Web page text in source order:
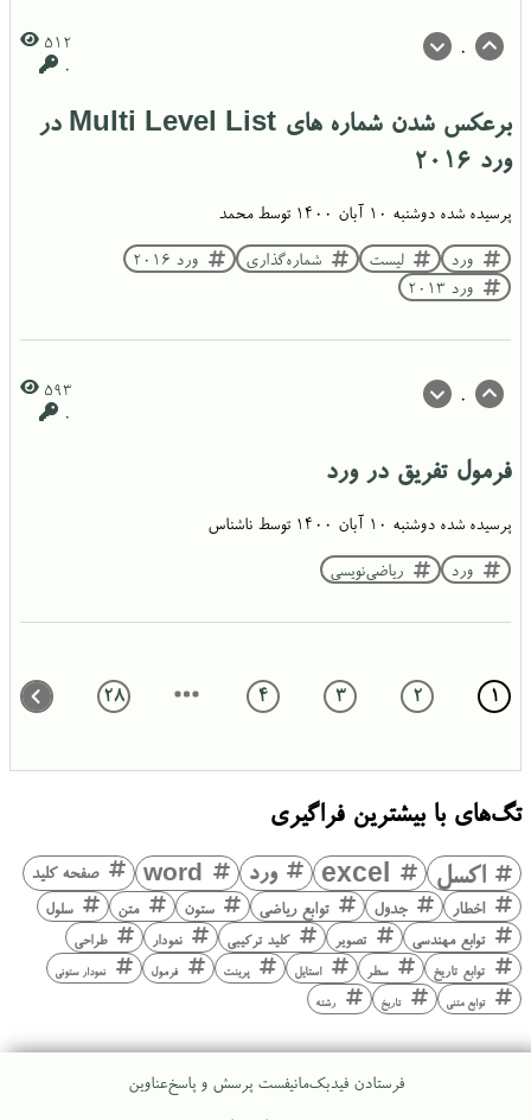
تگ‌های با بیشترین فراگیری
اکسل
excel ورد word صفحه کلید
اخطار جدول توابع ریاضی ستون متن
سلول
توابع مهندسی
تصویر کلید ترکیبی نمودار طراحی
توابع تاریخ سطر استایل پرینت فرمول نمودار ستونی
توابع متنی تاریخ رشته
0
512
0
برعکس شدن شماره های Multi Level List در
ورد ۲۰۱۶
پرسیده شده دوشنبه ۱۰ آبان ۱۴۰۰ توسطمحمد
ورد لیست شماره‌گذاری
ورد ۲۰۱۶
ورد ۲۰۱۳
0
593
0
فرمول تفریق در ورد
پرسیده شده دوشنبه ۱۰ آبان ۱۴۰۰ توسط ناشناس
ورد ریاضی‌نویسی
1
2
3
4
28
فرستادن فیدبکمانیفست پرسش و پاسخعناوین